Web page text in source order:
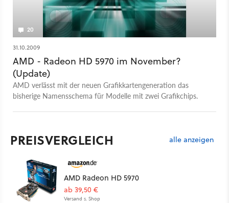
20
31.10.2009
AMD - Radeon HD 5970 im November?
(Update)
AMD verlässt mit der neuen Grafikkartengeneration das
bisherige Namensschema für Modelle mit zwei Grafikchips.
PREISVERGLEICH alle anzeigen
AMD Radeon HD 5970
ab 39,50 €
Versand s. Shop